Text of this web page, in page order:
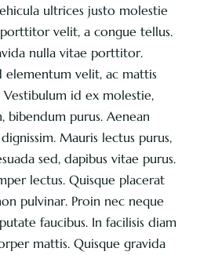
ultrices justo molestie
velit, a congue tellus.
nulla vitae porttitor.
elementum velit, ac mattis
Vestibulum id ex molestie,
bibendum purus. Aenean
Mauris lectus purus,
sed, dapibus vitae purus.
lectus. Quisque placerat
pulvinar. Proin nec neque
faucibus. In facilisis diam
mattis. Quisque gravida